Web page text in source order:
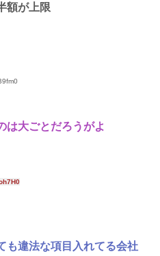
額が上限
は大ごとだろうがよ
も違法な項目入れてる会社